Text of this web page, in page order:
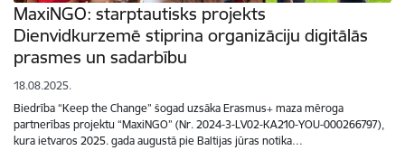
MaxiNGO: starptautisks projekts
Dienvidkurzemē stiprina organizāciju digitālās
prasmes un sadarbību
18.08.2025.
Biedrība “Keep the Change” šogad uzsāka Erasmus+ maza mēroga
partnerības projektu “MaxiNGO” (Nr. 2024-3-LV02-KA210-YOU-000266797),
kura ietvaros 2025. gada augustā pie Baltijas jūras notika…